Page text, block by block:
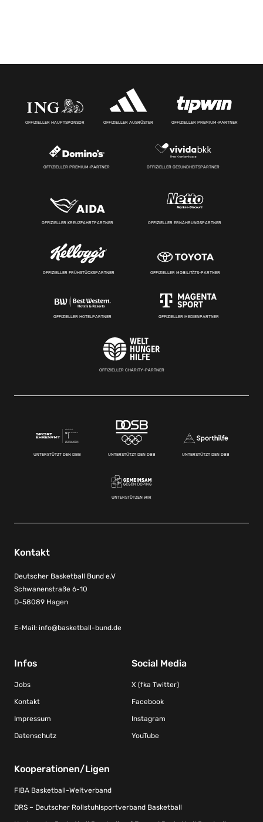
OFFIZIELLER HAUPTSPONSOR OFFIZIELLER AUSRÜSTER OFFIZIELLER PREMIUM-PARTNER
OFFIZIELLER PREMIUM-PARTNER OFFIZIELLER GESUNDHEITSPARTNER
OFFIZIELLER KREUZFAHRTPARTNER OFFIZIELLER ERNÄHRUNGSPARTNER
OFFIZIELLER FRÜHSTÜCKSPARTNER OFFIZIELLER MOBILITÄTS-PARTNER
OFFIZIELLER HOTELPARTNER OFFIZIELLER MEDIENPARTNER
OFFIZIELLER CHARITY-PARTNER
UNTERSTÜTZT DEN DBB UNTERSTÜTZT DEN DBB UNTERSTÜTZT DEN DBB
UNTERSTÜTZEN WIR
Kontakt
Deutscher Basketball Bund e.V
Schwanenstraße 6-10
D-58089 Hagen
E-Mail: info@basketball-bund.de
Infos
Jobs
Kontakt
Impressum
Datenschutz
Social Media
X (fka Twitter)
Facebook
Instagram
YouTube
Kooperationen/Ligen
FIBA Basketball-Weltverband
DRS – Deutscher Rollstuhlsportverband Basketball